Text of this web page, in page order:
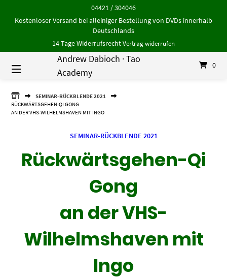
Inhalt
04421 / 304046
Kostenloser Versand bei alleiniger Bestellung von DVDs innerhalb
Deutschlands
14 Tage WiderrufsrechtVertrag widerrufen
Andrew Dabioch · Tao
Academy
0
ANDREW
DABIOCH
·
SEMINAR-RÜCKBLENDE 2021
RÜCKWÄRTSGEHEN-QI GONG
AN DER VHS-WILHELMSHAVEN MIT INGO
SEMINAR-RÜCKBLENDE 2021
Rückwärtsgehen-Qi
Gong
an der VHS-
Wilhelmshaven mit
Ingo